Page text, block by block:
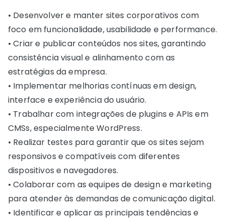
• Desenvolver e manter sites corporativos com
foco em funcionalidade, usabilidade e performance.
• Criar e publicar conteúdos nos sites, garantindo
consistência visual e alinhamento com as
estratégias da empresa.
• Implementar melhorias contínuas em design,
interface e experiência do usuário.
• Trabalhar com integrações de plugins e APIs em
CMSs, especialmente WordPress.
• Realizar testes para garantir que os sites sejam
responsivos e compatíveis com diferentes
dispositivos e navegadores.
• Colaborar com as equipes de design e marketing
para atender às demandas de comunicação digital.
• Identificar e aplicar as principais tendências e